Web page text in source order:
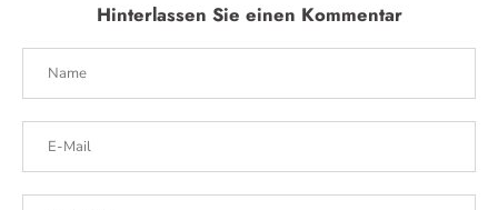
Hinterlassen Sie einen Kommentar